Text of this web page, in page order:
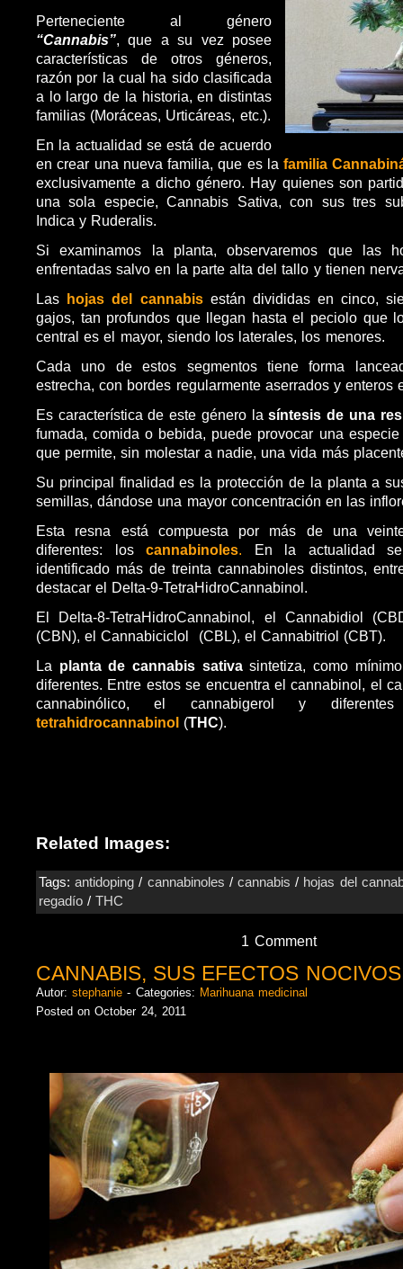
Perteneciente al género
“Cannabis” , que a su vez posee
características de otros géneros,
razón por la cual ha sido clasificada
a lo largo de la historia, en distintas
familias (Moráceas, Urticáreas, etc.).
En la actualidad se está de acuerdo
en crear una nueva familia, que es lafamilia
exclusivamente a dicho género. Hay quienes son
una sola especie, Cannabis Sativa, con sus tres
Indica y Ruderalis.
Si examinamos la planta, observaremos que las
enfrentadas salvo en la parte alta del tallo y tienen
Las hojas del cannabis están divididas en cinco,
gajos, tan profundos que llegan hasta el peciolo que
central es el mayor, siendo los laterales, los menores.
Cada uno de estos segmentos tiene forma
estrecha, con bordes regularmente aserrados y enteros
Es característica de este género lasíntesis de una
fumada, comida o bebida, puede provocar una
que permite, sin molestar a nadie, una vida más
Su principal finalidad es la protección de la planta a
semillas, dándose una mayor concentración en las
Esta resna está compuesta por más de una
diferentes: loscannabinoles
En la actualidad
identificado más de treinta cannabinoles distintos,
destacar el Delta-9-TetraHidroCannabinol.
El Delta-8-TetraHidroCannabinol, el Cannabidiol
(CBN), el Cannabiciclol (CBL), el Cannabitriol (CBT).
La planta de cannabis sativa sintetiza, como
diferentes. Entre estos se encuentra el cannabinol, el
cannabinólico, el cannabigerol y
tetrahidrocannabinol (THC).
Related Images:
Tags:antidoping / cannabinoles /cannabis / hojas del
regadío /THC
1 Comment
CANNABIS, SUS EFECTOS NOCIVOS
Autor:stephanie - Categories: Marihuana medicinal
Posted on October 24, 2011